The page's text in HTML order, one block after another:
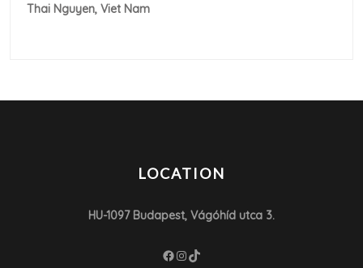
Thai Nguyen, Viet Nam
LOCATION
HU-1097 Budapest, Vágóhíd utca 3.
Facebook
Instagram
TikTok